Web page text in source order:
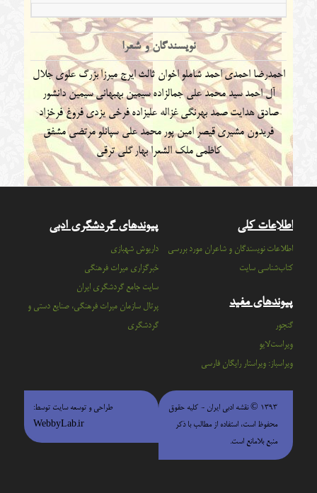
نویسندگان و شعرا
احمدرضا احمدیاحمد شاملو اخوان ثالث ایرج میرزابزرگ علوی جلال
آل احمدسید محمد علی جمالزادهسیمین بهبهانیسیمین دانشور
صادق هدایتصمد بهرنگی غزاله علیزادهفرخی یزدی فروغ فرخزاد
فریدون مشیری قیصر امین پور محمد علی سپانلومرتضی مشفق
کاظمی ملک الشعرا بهار گلی ترقی
اطلاعات کلی
اطلاعات نویسندگان و شاعران مورد بررسی
کتاب‌شناسی سایت
پیوندهای مفید
گنجور
ویراست‌لایو
ویراسباز: ویراستار رایگان فارسی
پیوندهای گردشگری ادبی
داریوش شهبازی
خبرگزاری میراث فرهنگی
سايت جامع گردشگري ايران
پرتال سازمان ميراث فرهنگي، صنايع دستي و
گردشگري
۱۳۹۳ © نقشه ادبی ایران - كليه حقوق
محفوظ است، استفاده از مطالب با ذكر
منبع بلامانع است.
طراحی و توسعه سایت توسط:
WebbyLab.ir